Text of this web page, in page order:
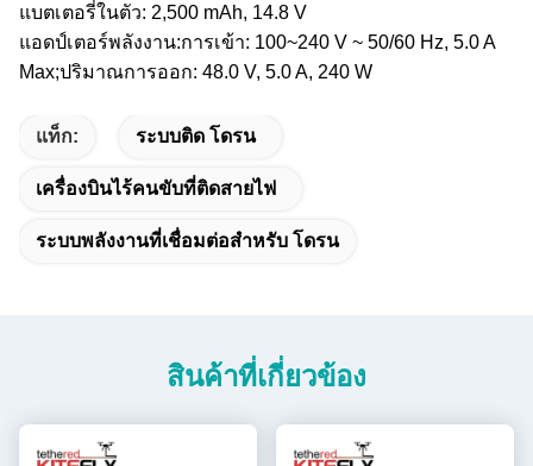
แบตเตอรี่ในตัว: 2,500 mAh, 14.8 V
แอดป์เตอร์พลังงาน:การเข้า: 100~240 V ~ 50/60 Hz, 5.0 A
Max;ปริมาณการออก: 48.0 V, 5.0 A, 240 W
แท็ก: ระบบติด โดรน
เครื่องบินไร้คนขับที่ติดสายไฟ
ระบบพลังงานที่เชื่อมต่อสําหรับ โดรน
สินค้าที่เกี่ยวข้อง